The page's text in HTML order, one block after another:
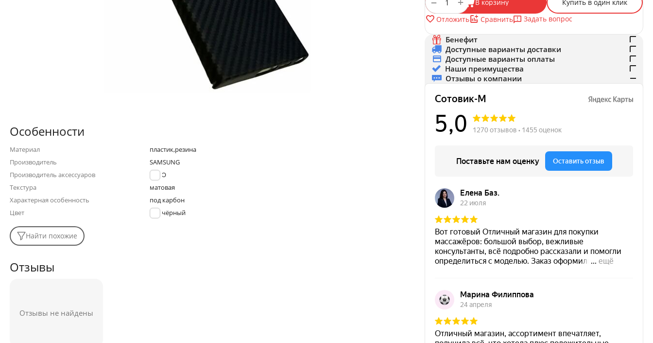
В корзину
Купить в один клик
Отложить
Сравнить Задать вопрос
Бенефит
Доступные варианты доставки
Доступные варианты оплаты
Наши преимущества
Отзывы о компании
Особенности
Материал
пластик,резина
Производитель
SAMSUNG
Производитель аксессуаров
LUXO
Текстура
матовая
Характерная особенность
под карбон
Цвет
чёрный
Найти похожие
Отзывы
Отзывы не найдены